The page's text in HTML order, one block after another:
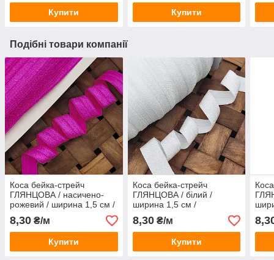
Купити Купити
Подібні товари компанії
Коса бейка-стрейч
ГЛЯНЦОВА / насичено-
рожевий / ширина 1,5 см /
замовлення від 1 метра
8,30 ₴/м
Купити
Коса бейка-стрейч
ГЛЯНЦОВА / білий /
ширина 1,5 см /
замовлення від 1 метра
8,30₴/м
Купити